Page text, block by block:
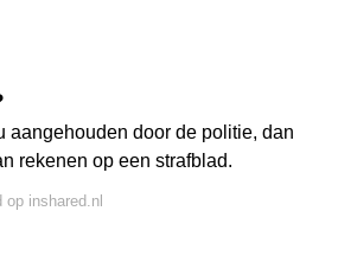
aangehouden door de politie, dan
rekenen op een strafblad.
op inshared.nl